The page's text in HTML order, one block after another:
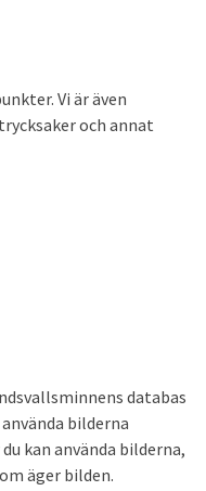
Vi är även
och annat
databas
bilderna
kan använda bilderna,
äger bilden.